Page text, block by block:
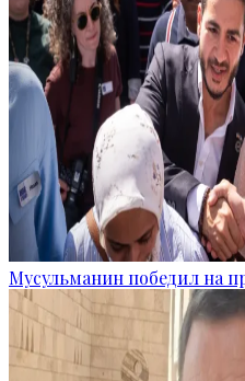
Мусульманин победил на